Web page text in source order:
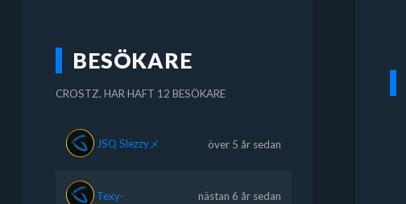
BESÖKARE
CROSTZ. HAR HAFT 12 BESÖKARE
JSQ Slezzyメ över 5 år sedan
Texy- nästan 6 år sedan